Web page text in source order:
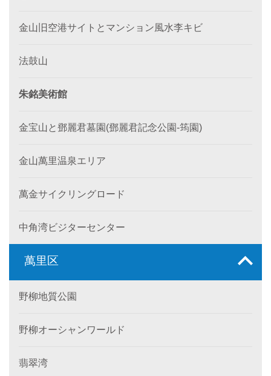
金山旧空港サイトとマンション風水李キビ
法鼓山
朱銘美術館
金宝山と鄧麗君墓園(鄧麗君記念公園-筠園)
金山萬里温泉エリア
萬金サイクリングロード
中角湾ビジターセンター
萬里区
野柳地質公園
野柳オーシャンワールド
翡翠湾